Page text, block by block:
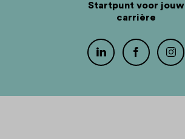
Startpunt voor jouw
carrière